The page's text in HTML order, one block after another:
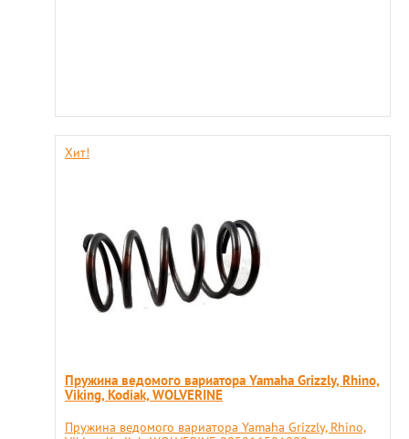
Хит!
Пружина ведомого вариатора Yamaha Grizzly, Rhino,
Viking, Kodiak, WOLVERINE
Пружина ведомого вариатора Yamaha Grizzly, Rhino,